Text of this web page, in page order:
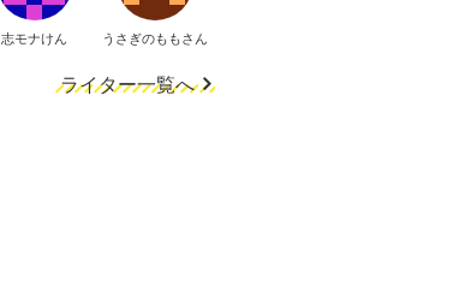
志モナけん うさぎのももさん
ライター一覧へ